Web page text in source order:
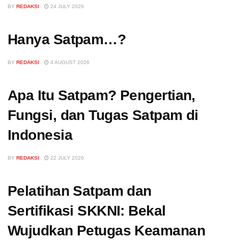
BY REDAKSI 24 JULY 2026
Hanya Satpam…?
BY REDAKSI 4 AUGUST 2026
Apa Itu Satpam? Pengertian,
Fungsi, dan Tugas Satpam di
Indonesia
BY REDAKSI 22 JULY 2026
Pelatihan Satpam dan
Sertifikasi SKKNI: Bekal
Wujudkan Petugas Keamanan